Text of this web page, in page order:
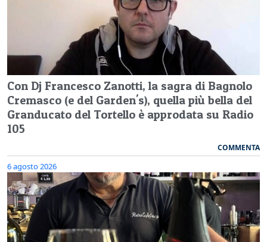
Con Dj Francesco Zanotti, la sagra di Bagnolo
Cremasco (e del Garden's), quella più bella del
Granducato del Tortello è approdata su Radio
105
COMMENTA
6 agosto 2026